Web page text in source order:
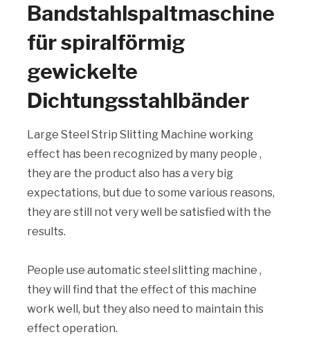
Bandstahlspaltmaschine
für spiralförmig
gewickelte
Dichtungsstahlbänder
Large Steel Strip Slitting Machine working
effect has been recognized by many people ,
they are the product also has a very big
expectations, but due to some various reasons,
they are still not very well be satisfied with the
results.
People use automatic steel slitting machine ,
they will find that the effect of this machine
work well, but they also need to maintain this
effect operation.